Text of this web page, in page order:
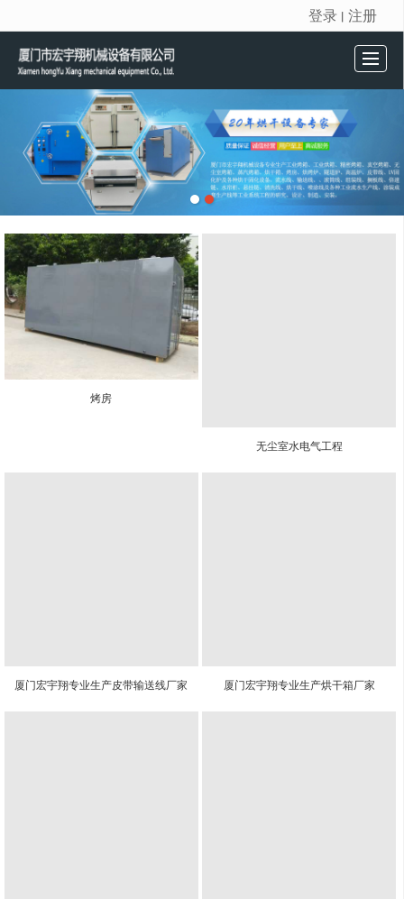
很遗憾，因您的浏览器版本过低导致无法获得最佳浏览体验，推荐下载安装谷歌浏览器！
登录 丨 注册
产品展示 新闻动态 公司介绍 留言反馈 联系我们
烤房
无尘室水电气工程
厦门宏宇翔专业生产皮带输送线厂家 厦门宏宇翔专业生产烘干箱厂家